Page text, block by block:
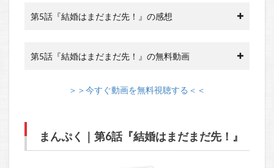
第5話『結婚はまだまだ先！』の感想
第5話『結婚はまだまだ先！』の無料動画
＞＞今すぐ動画を無料視聴する＜＜
まんぷく｜第6話『結婚はまだまだ先！』